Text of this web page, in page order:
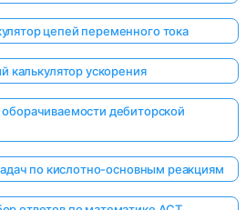
цепей переменного тока
калькулятор ускорения
дебиторской
по кислотно-основным реакциям